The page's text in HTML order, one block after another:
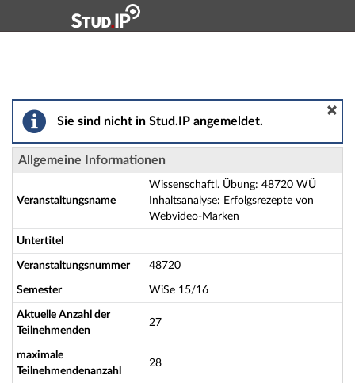
Hauptnavigation
Wissenschaftl. Übung: 48720 WÜ Inhaltsanalyse:
Sie sind nicht in Stud.IP angemeldet.
Allgemeine Informationen
Veranstaltungsname
Wissenschaftl. Übung: 48720 WÜ
Inhaltsanalyse: Erfolgsrezepte von
Webvideo-Marken
Untertitel
Veranstaltungsnummer 48720
Semester WiSe 15/16
Aktuelle Anzahl der
Teilnehmenden
27
maximale
Teilnehmendenanzahl
28